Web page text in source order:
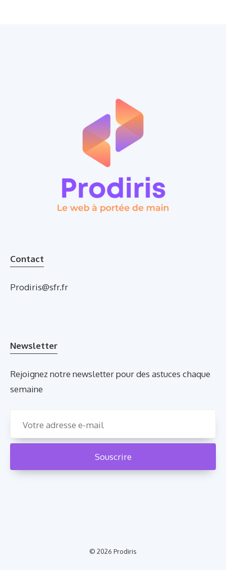
Contact
Prodiris@sfr.fr
Newsletter
Rejoignez notre newsletter pour des astuces chaque
semaine
© 2026 Prodiris